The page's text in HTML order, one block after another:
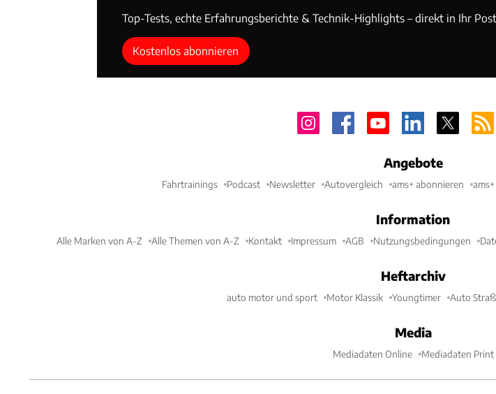
Top-Tests, echte Erfahrungsberichte & Technik-Highlights – direkt in Ihr
Kostenlos abonnieren
Angebote
Fahrtrainings Podcast Newsletter Autovergleich ams+ abonnieren
Information
Alle Marken von A-Z Alle Themen von A-Z Kontakt Impressum AGB Nutzungsbedingungen
Heftarchiv
auto motor und sport Motor Klassik Youngtimer Auto
Media
Mediadaten Online Mediadaten Print